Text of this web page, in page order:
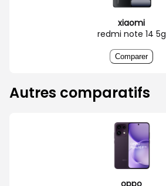
xiaomi
redmi note 14 5g
Comparer
Autres comparatifs
oppo